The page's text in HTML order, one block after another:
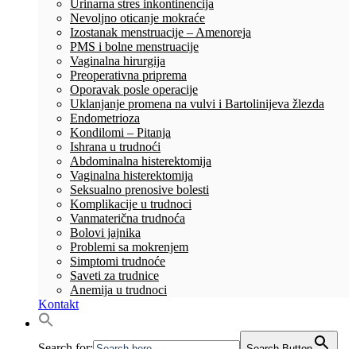
Urinarna stres inkontinencija
Nevoljno oticanje mokraće
Izostanak menstruacije – Amenoreja
PMS i bolne menstruacije
Vaginalna hirurgija
Preoperativna priprema
Oporavak posle operacije
Uklanjanje promena na vulvi i Bartolinijeva žlezda
Endometrioza
Kondilomi – Pitanja
Ishrana u trudnoći
Abdominalna histerektomija
Vaginalna histerektomija
Seksualno prenosive bolesti
Komplikacije u trudnoci
Vanmaterična trudnoća
Bolovi jajnika
Problemi sa mokrenjem
Simptomi trudnoće
Saveti za trudnice
Anemija u trudnoci
Kontakt